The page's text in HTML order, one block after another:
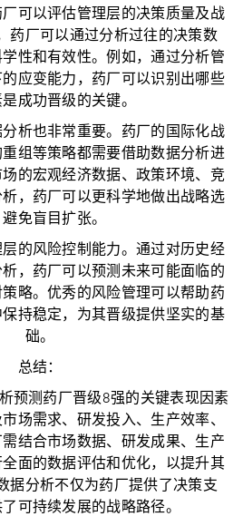
可以评估管理层的决策质量及战
药厂可以通过分析过往的决策数
性和有效性。例如，通过分析管
应变能力，药厂可以识别出哪些
成功晋级的关键。
析也非常重要。药厂的国际化战
组等策略都需要借助数据分析进
的宏观经济数据、政策环境、竞
，药厂可以更科学地做出战略选
免盲目扩张。
的风险控制能力。通过对历史经
，药厂可以预测未来可能面临的
略。优秀的风险管理可以帮助药
持稳定，为其晋级提供坚实的基
础。
总结：
预测药厂晋级8强的关键表现因素
场需求、研发投入、生产效率、
结合市场数据、研发成果、生产
面的数据评估和优化，以提升其
据分析不仅为药厂提供了决策支
可持续发展的战略路径。